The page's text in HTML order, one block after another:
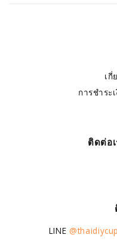
เกี่
การชำระ
ติดต่อ
LINE